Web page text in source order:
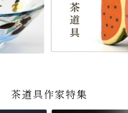
茶道具作家特集